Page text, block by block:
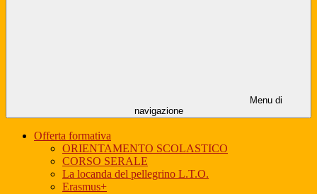
Menu di
navigazione
Offerta formativa
ORIENTAMENTO SCOLASTICO
CORSO SERALE
La locanda del pellegrino L.T.O.
Erasmus+